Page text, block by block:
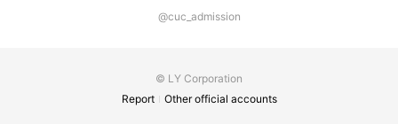
@cuc_admission
© LY Corporation
Report
Other official accounts